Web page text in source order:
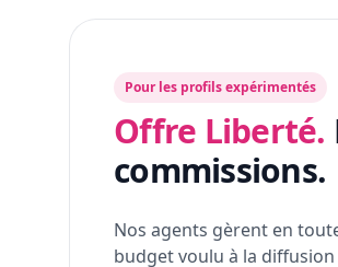
Pour les profils expérimentés
Offre Liberté.
commissions.
Nos agents gèrent en
budget voulu à la